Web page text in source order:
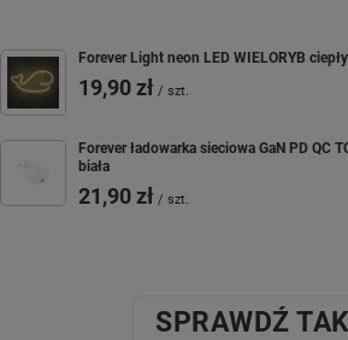
Forever Light neon LED WIELORYB
19,90 zł / szt.
Forever ładowarka sieciowa GaN PD QC
biała
21,90 zł / szt.
SPRAWDŹ